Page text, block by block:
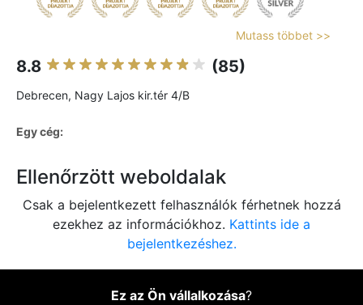
Mutass többet >>
8.8 (85)
Debrecen, Nagy Lajos kir.tér 4/B
Egy cég:
Ellenőrzött weboldalak
Csak a bejelentkezett felhasználók férhetnek hozzá
ezekhez az információkhoz. Kattints ide a
bejelentkezéshez.
Ez az Ön vállalkozása?